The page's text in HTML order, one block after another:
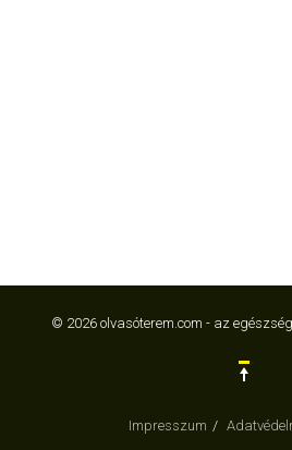
© 2026 olvasóterem.com - az
Impresszum